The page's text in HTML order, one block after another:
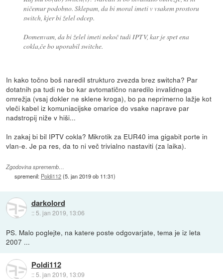
ničemur podobno. Sklepam, da bi moral imeti v vsakem prostoru
switch, kjer bi želel odcep.
Domenvam, da bi želel imeti nekoč tudi IPTV, kar je spet ena
cokla,če bo uporabil switche.
In kako točno boš naredil strukturo zvezda brez switcha? Par
dotatnih pa tudi ne bo kar avtomatično naredilo invalidnega
omrežja (vsaj dokler ne sklene kroga), bo pa neprimerno lažje kot
vleči kabel iz komuniacijske omarice do vsake naprave par
nadstropij niže v hiši...
In zakaj bi bil IPTV cokla? Mikrotik za EUR40 ima gigabit porte in
vlan-e. Je pa res, da to ni več trivialno nastaviti (za laika).
Zgodovina sprememb…
spremenil: Poldi112(5. jan 2019 ob 11:31)
darkolord
:: 5. jan 2019, 13:06
PS. Malo poglejte, na katere poste odgovarjate, tema je iz leta
2007 ...
Poldi112
::5. jan 2019, 13:09